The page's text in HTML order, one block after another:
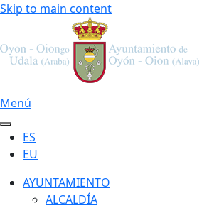
Skip to main content
Menú
ES
EU
AYUNTAMIENTO
ALCALDÍA